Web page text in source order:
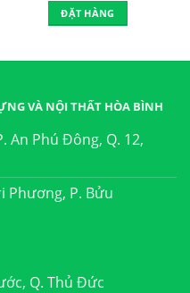
ĐẶT HÀNG
VÀ NỘI THẤT HÒA BÌNH
An Phú Đông, Q. 12,
Phương, P. Bửu
Q. Thủ Đức